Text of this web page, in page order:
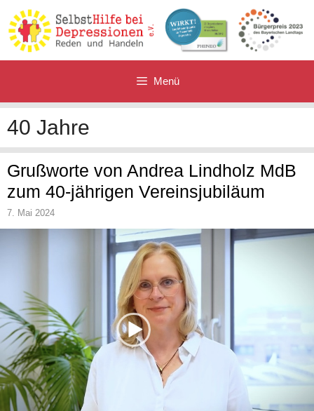
Inhalt
springen
Menü
40 Jahre
Grußworte von Andrea Lindholz MdB
zum 40-jährigen Vereinsjubiläum
7. Mai 2024